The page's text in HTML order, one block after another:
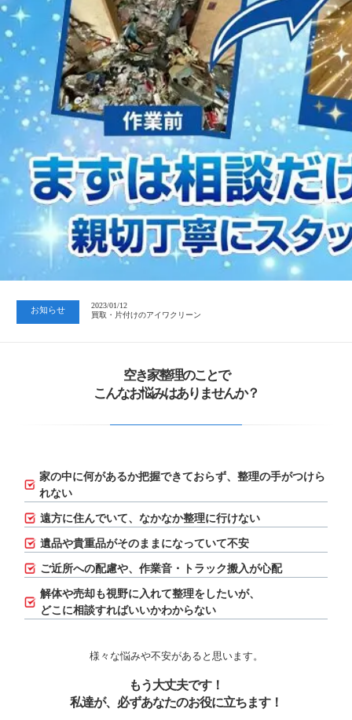
お知らせ
2023/01/12
買取・片付けのアイワクリーン
2023/07/24
中日新聞 岐阜版「空き家対策SOS」コーナーに掲載いただきまし…
2023/01/12
買取・片付けのアイワクリーン
空き家整理のことで
こんなお悩みはありませんか？
家の中に何があるか把握できておらず、 整理の手がつけら
れない
遠方に住んでいて、なかなか整理に行けない
遺品や貴重品がそのままになっていて不安
ご近所への配慮や、作業音・トラック搬入が心配
解体や売却も視野に入れて整理をしたいが、
どこに相談すればいいかわからない
様々な悩みや不安があると思います。
もう大丈夫です！
私達が、必ずあなたのお役に立ちます！